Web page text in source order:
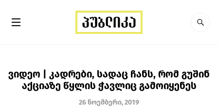
ვიდეო | კადრები, სადაც ჩანს, რომ გუშინ
აქციაზე წყლის ჭავლიც გამოიყენეს
26 ნოემბერი, 2019